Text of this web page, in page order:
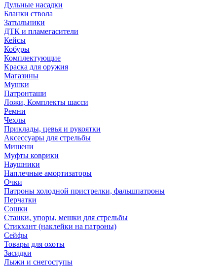
Дульные насадки
Бланки ствола
Затыльники
ДТК и пламегасители
Кейсы
Кобуры
Комплектующие
Краска для оружия
Магазины
Мушки
Патронташи
Ложи, Комплекты шасси
Ремни
Чехлы
Приклады, цевья и рукоятки
Аксессуары для стрельбы
Мишени
Муфты коврики
Наушники
Наплечные амортизаторы
Очки
Патроны холодной пристрелки, фальшпатроны
Перчатки
Сошки
Станки, упоры, мешки для стрельбы
Стикхант (наклейки на патроны)
Сейфы
Товары для охоты
Засидки
Лыжи и снегоступы